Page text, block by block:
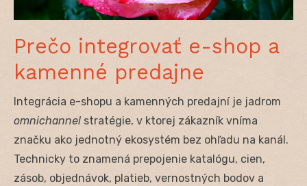
Prečo integrovať e-shop a
kamenné predajne
Integrácia e-shopu a kamenných predajní je jadrom
omnichannel stratégie, v ktorej zákazník vníma
značku ako jednotný ekosystém bez ohľadu na kanál.
Technicky to znamená prepojenie katalógu, cien,
zásob, objednávok, platieb, vernostných bodov a